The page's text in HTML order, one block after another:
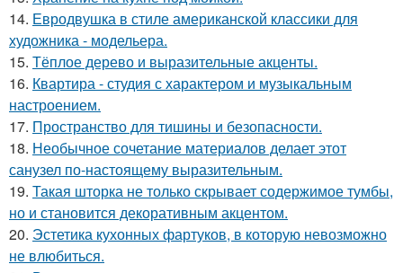
14. Евродвушка в стиле американской классики для
художника - модельера.
15. Тёплое дерево и выразительные акценты.
16. Квартира - студия с характером и музыкальным
настроением.
17. Пространство для тишины и безопасности.
18. Необычное сочетание материалов делает этот
санузел по-настоящему выразительным.
19. Такая шторка не только скрывает содержимое тумбы,
но и становится декоративным акцентом.
20. Эстетика кухонных фартуков, в которую невозможно
не влюбиться.